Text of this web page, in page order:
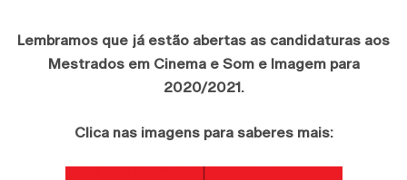
Lembramos que já estão abertas as candidaturas aos
Mestrados em Cinema e Som e Imagem para
2020/2021.
Clica nas imagens para saberes mais: